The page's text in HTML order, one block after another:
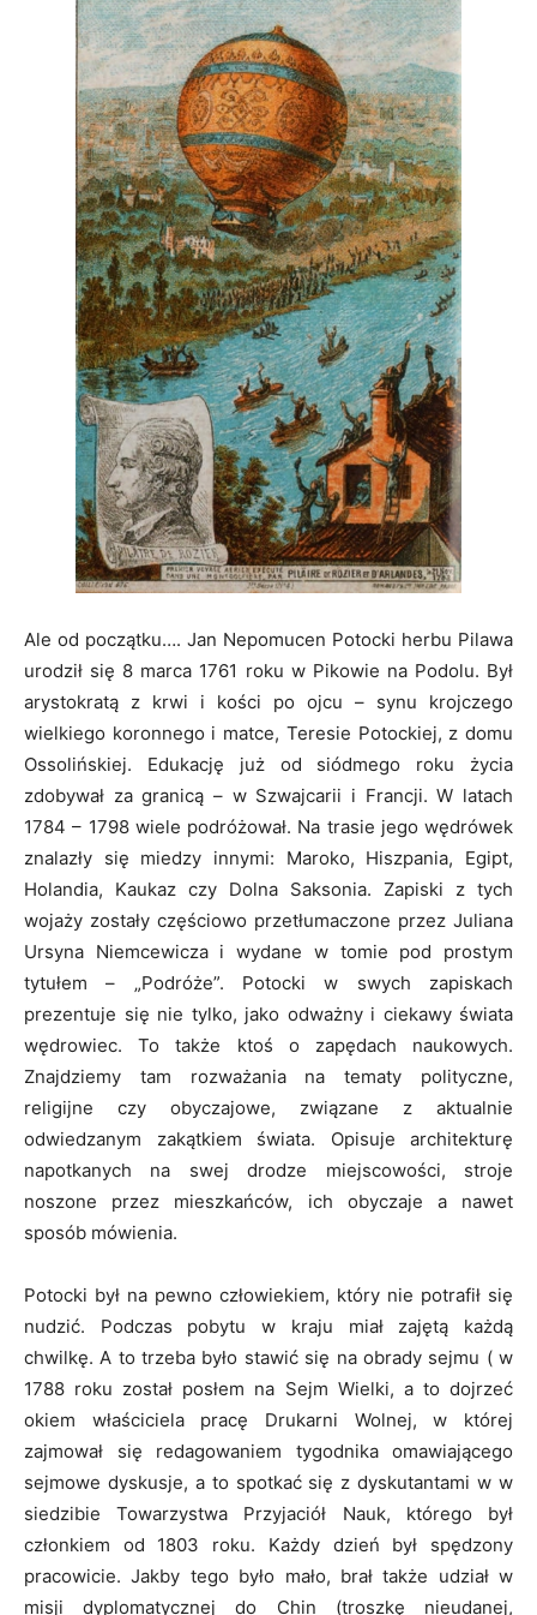
Ale od początku…. Jan Nepomucen Potocki herbu Pilawa
urodził się 8 marca 1761 roku w Pikowie na Podolu. Był
arystokratą z krwi i kości po ojcu – synu krojczego
wielkiego koronnego i matce, Teresie Potockiej, z domu
Ossolińskiej. Edukację już od siódmego roku życia
zdobywał za granicą – w Szwajcarii i Francji. W latach
1784 – 1798 wiele podróżował. Na trasie jego wędrówek
znalazły się miedzy innymi: Maroko, Hiszpania, Egipt,
Holandia, Kaukaz czy Dolna Saksonia. Zapiski z tych
wojaży zostały częściowo przetłumaczone przez Juliana
Ursyna Niemcewicza i wydane w tomie pod prostym
tytułem – „Podróże”. Potocki w swych zapiskach
prezentuje się nie tylko, jako odważny i ciekawy świata
wędrowiec. To także ktoś o zapędach naukowych.
Znajdziemy tam rozważania na tematy polityczne,
religijne czy obyczajowe, związane z aktualnie
odwiedzanym zakątkiem świata. Opisuje architekturę
napotkanych na swej drodze miejscowości, stroje
noszone przez mieszkańców, ich obyczaje a nawet
sposób mówienia.
Potocki był na pewno człowiekiem, który nie potrafił się
nudzić. Podczas pobytu w kraju miał zajętą każdą
chwilkę. A to trzeba było stawić się na obrady sejmu ( w
1788 roku został posłem na Sejm Wielki, a to dojrzeć
okiem właściciela pracę Drukarni Wolnej, w której
zajmował się redagowaniem tygodnika omawiającego
sejmowe dyskusje, a to spotkać się z dyskutantami w w
siedzibie Towarzystwa Przyjaciół Nauk, którego był
członkiem od 1803 roku. Każdy dzień był spędzony
pracowicie. Jakby tego było mało, brał także udział w
misji dyplomatycznej do Chin (troszkę nieudanej,